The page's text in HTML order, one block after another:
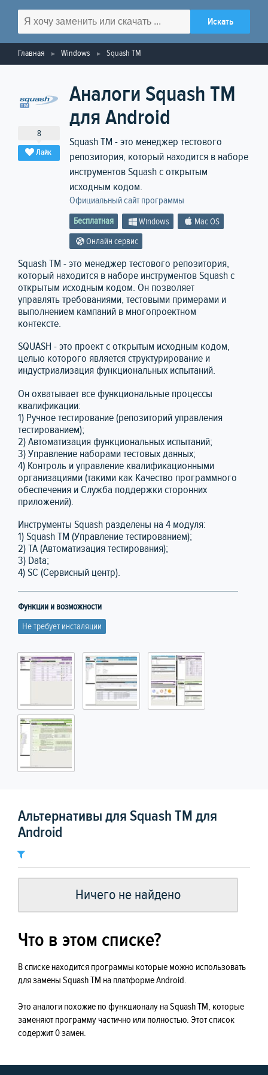
Главная Windows Squash TM
8
Лайк
Аналоги Squash TM
для Android
Squash TM - это менеджер тестового
репозитория, который находится в наборе
инструментов Squash с открытым
исходным кодом.
Официальный сайт программы
Бесплатная Windows
Mac OS
Онлайн сервис
Squash TM - это менеджер тестового репозитория,
который находится в наборе инструментов Squash с
открытым исходным кодом. Он позволяет
управлять требованиями, тестовыми примерами и
выполнением кампаний в многопроектном
контексте.
SQUASH - это проект с открытым исходным кодом,
целью которого является структурирование и
индустриализация функциональных испытаний.
Он охватывает все функциональные процессы
квалификации:
1) Ручное тестирование (репозиторий управления
тестированием);
2) Автоматизация функциональных испытаний;
3) Управление наборами тестовых данных;
4) Контроль и управление квалификационными
организациями (такими как Качество программного
обеспечения и Служба поддержки сторонних
приложений).
Инструменты Squash разделены на 4 модуля:
1) Squash TM (Управление тестированием);
2) TA (Автоматизация тестирования);
3) Data;
4) SC (Сервисный центр).
Функции и возможности
Не требует инсталяции
Альтернативы для Squash TM для
Android
Ничего не найдено
Что в этом списке?
В списке находится программы которые можно использовать
для замены Squash TM на платформе Android.
Это аналоги похожие по функционалу на Squash TM, которые
заменяют программу частично или полностью. Этот список
содержит 0 замен.